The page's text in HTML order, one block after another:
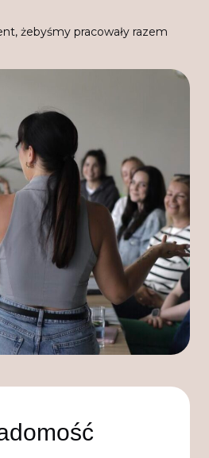
żebyśmy pracowały razem